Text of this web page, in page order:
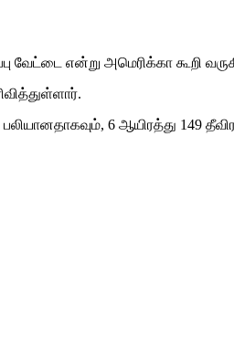
வேட்டை என்று அமெரிக்கா கூறி
6 ஆயிரத்து 149